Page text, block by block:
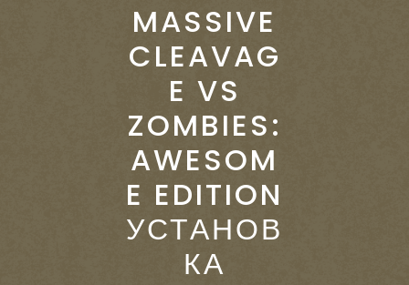
MASSIVE
CLEAVAG
E VS
ZOMBIES:
AWESOM
E EDITION
УСТАНОВ
КА